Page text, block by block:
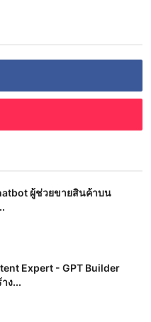
ผู้ช่วยขายสินค้าบน
Expert - GPT Builder
ง...